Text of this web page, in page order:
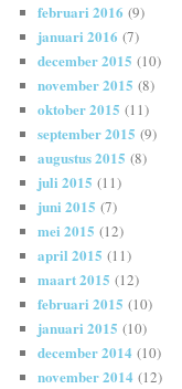
februari 2016 (9)
januari 2016 (7)
december 2015 (10)
november 2015 (8)
oktober 2015 (11)
september 2015 (9)
augustus 2015 (8)
juli 2015 (11)
juni 2015 (7)
mei 2015 (12)
april 2015 (11)
maart 2015 (12)
februari 2015 (10)
januari 2015 (10)
december 2014 (10)
november 2014 (12)